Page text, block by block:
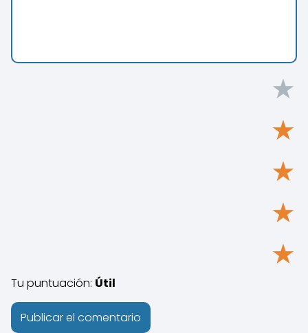
★
★
★
★
★
Tu puntuación: Útil